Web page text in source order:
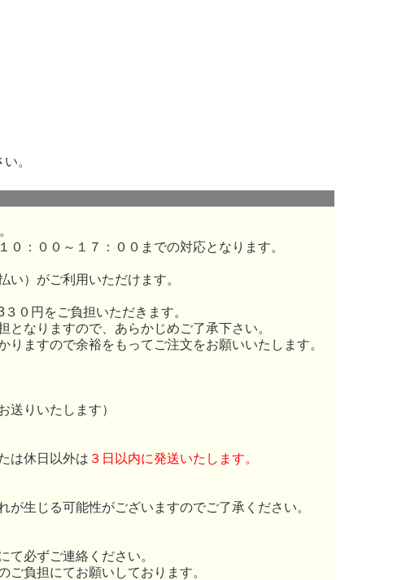
。
：００～１７：００までの対応となります。
い）がご利用いただけます。
０円をご負担いただきます。
なりますので、あらかじめご了承下さい。
ますので余裕をもってご注文をお願いいたします。
送りいたします）
は休日以外は ３日以内に発送いたします。
生じる可能性がございますのでご了承ください。
て必ずご連絡ください。
ご負担にてお願いしております。